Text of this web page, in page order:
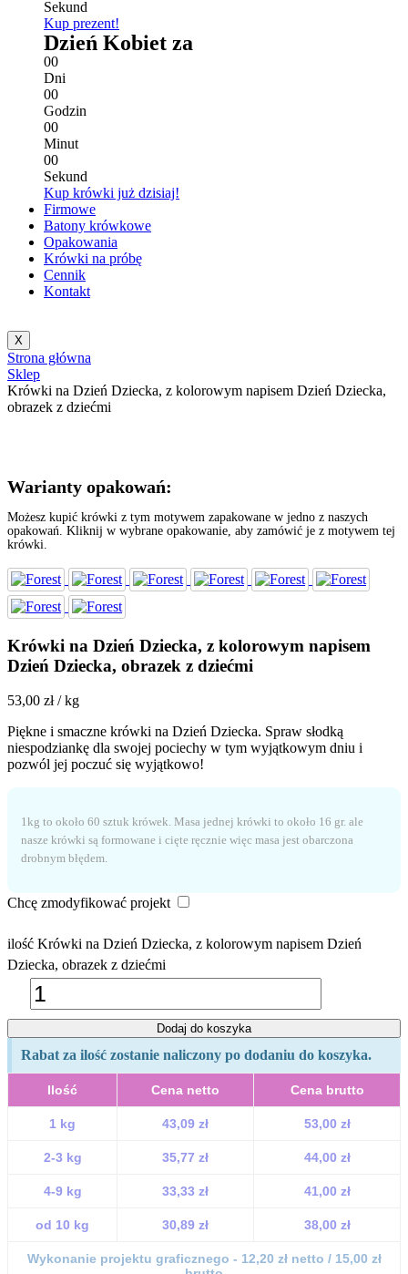
Sekund
Kup prezent!
Dzień Kobiet za
00
Dni
00
Godzin
00
Minut
00
Sekund
Kup krówki już dzisiaj!
Firmowe
Batony krówkowe
Opakowania
Krówki na próbę
Cennik
Kontakt
X
Strona główna
Sklep
Krówki na Dzień Dziecka, z kolorowym napisem Dzień Dziecka,
obrazek z dziećmi
Warianty opakowań:
Możesz kupić krówki z tym motywem zapakowane w jedno z naszych
opakowań. Kliknij w wybrane opakowanie, aby zamówić je z motywem tej
krówki.
Krówki na Dzień Dziecka, z kolorowym napisem
Dzień Dziecka, obrazek z dziećmi
53,00 zł / kg
Piękne i smaczne krówki na Dzień Dziecka. Spraw słodką
niespodziankę dla swojej pociechy w tym wyjątkowym dniu i
pozwól jej poczuć się wyjątkowo!
1kg to około 60 sztuk krówek. Masa jednej krówki to około 16 gr. ale
nasze krówki są formowane i cięte ręcznie więc masa jest obarczona
drobnym błędem.
Chcę zmodyfikować projekt
ilość Krówki na Dzień Dziecka, z kolorowym napisem Dzień
Dziecka, obrazek z dziećmi
Dodaj do koszyka
Rabat za ilość zostanie naliczony po dodaniu do koszyka.
Ilość Cena netto Cena brutto
1 kg 43,09 zł 53,00 zł
2-3 kg 35,77 zł 44,00 zł
4-9 kg 33,33 zł 41,00 zł
od 10 kg 30,89 zł 38,00 zł
Wykonanie projektu graficznego - 12,20 zł netto / 15,00 zł